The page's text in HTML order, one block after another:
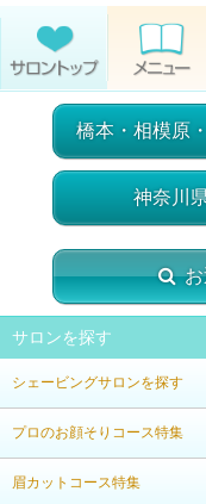
橋本・相模原
神奈川
サロンを探す
シェービングサロンを探す
プロのお顔そりコース特集
眉カットコース特集